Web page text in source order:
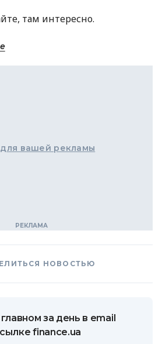
там интересно.
вашей рекламы
НОВОСТЬЮ
за день в email
finance.ua